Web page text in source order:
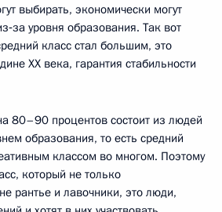
выбирать, экономически могут
уровня образования. Так вот
класс стал большим, это
ХХ века, гарантия стабильности
80–90 процентов состоит из людей
образования, то есть средний
классом во многом. Поэтому
который не только
рантье и лавочники, это люди,